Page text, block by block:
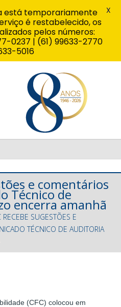
e comentários
Técnico de
encerra amanhã
RECEBE SUGESTÕES E
TÉCNICO DE AUDITORIA
(CFC) colocou em
está temporariamente
é restabelecido, os
pelos números:
0237 | (61) 99633-2770
5016
X